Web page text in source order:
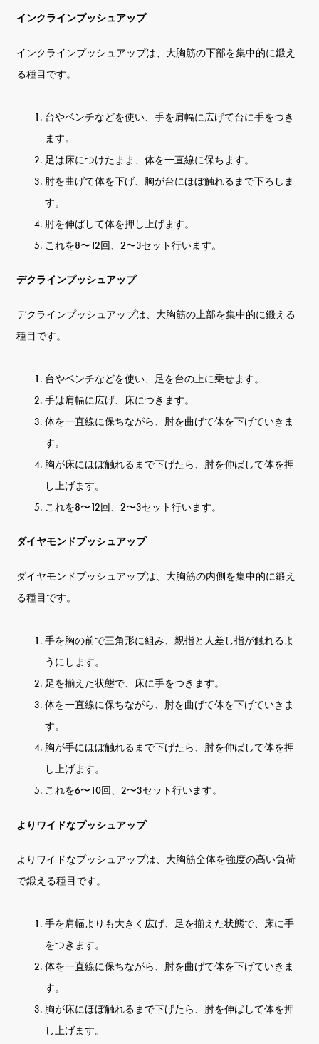
インクラインプッシュアップ
インクラインプッシュアップは、大胸筋の下部を集中的に鍛え
る種目です。
台やベンチなどを使い、手を肩幅に広げて台に手をつき
ます。
足は床につけたまま、体を一直線に保ちます。
肘を曲げて体を下げ、胸が台にほぼ触れるまで下ろしま
す。
肘を伸ばして体を押し上げます。
これを8〜12回、2〜3セット行います。
デクラインプッシュアップ
デクラインプッシュアップは、大胸筋の上部を集中的に鍛える
種目です。
台やベンチなどを使い、足を台の上に乗せます。
手は肩幅に広げ、床につきます。
体を一直線に保ちながら、肘を曲げて体を下げていきま
す。
胸が床にほぼ触れるまで下げたら、肘を伸ばして体を押
し上げます。
これを8〜12回、2〜3セット行います。
ダイヤモンドプッシュアップ
ダイヤモンドプッシュアップは、大胸筋の内側を集中的に鍛え
る種目です。
手を胸の前で三角形に組み、親指と人差し指が触れるよ
うにします。
足を揃えた状態で、床に手をつきます。
体を一直線に保ちながら、肘を曲げて体を下げていきま
す。
胸が手にほぼ触れるまで下げたら、肘を伸ばして体を押
し上げます。
これを6〜10回、2〜3セット行います。
よりワイドなプッシュアップ
よりワイドなプッシュアップは、大胸筋全体を強度の高い負荷
で鍛える種目です。
手を肩幅よりも大きく広げ、足を揃えた状態で、床に手
をつきます。
体を一直線に保ちながら、肘を曲げて体を下げていきま
す。
胸が床にほぼ触れるまで下げたら、肘を伸ばして体を押
し上げます。